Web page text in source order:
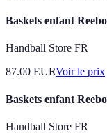
Baskets enfant
Handball Store FR
87.00 EURVoir le prix
Baskets enfant
Handball Store FR